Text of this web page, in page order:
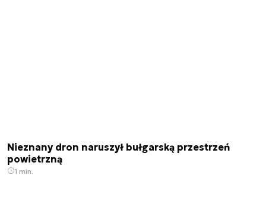
Nieznany dron naruszył bułgarską przestrzeń
powietrzną
1 min.